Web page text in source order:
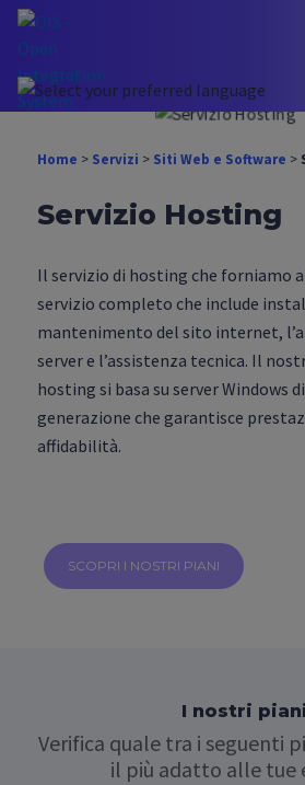
Home > Servizi > Siti Web e Software >
Servizio Hosting
Il servizio di hosting che forniamo
servizio completo che include
mantenimento del sito internet,
server e l’assistenza tecnica. Il
hosting si basa su server Windows
generazione che garantisce
affidabilità.
SCOPRI I NOSTRI PIANI
I nostri
Verifica quale tra i seguenti
il più adatto alle tue